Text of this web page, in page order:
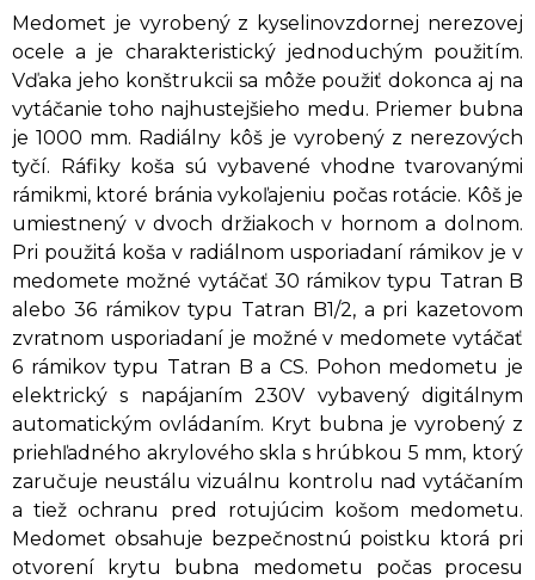
Medomet je vyrobený z kyselinovzdornej nerezovej
ocele a je charakteristický jednoduchým použitím.
Vďaka jeho konštrukcii sa môže použiť dokonca aj na
vytáčanie toho najhustejšieho medu. Priemer bubna
je 1000 mm. Radiálny kôš je vyrobený z nerezových
tyčí. Ráfiky koša sú vybavené vhodne tvarovanými
rámikmi, ktoré bránia vykoľajeniu počas rotácie. Kôš je
umiestnený v dvoch držiakoch v hornom a dolnom.
Pri použitá koša v radiálnom usporiadaní rámikov je v
medomete možné vytáčať 30 rámikov typu Tatran B
alebo 36 rámikov typu Tatran B1/2, a pri kazetovom
zvratnom usporiadaní je možné v medomete vytáčať
6 rámikov typu Tatran B a CS. Pohon medometu je
elektrický s napájaním 230V vybavený digitálnym
automatickým ovládaním. Kryt bubna je vyrobený z
priehľadného akrylového skla s hrúbkou 5 mm, ktorý
zaručuje neustálu vizuálnu kontrolu nad vytáčaním
a tiež ochranu pred rotujúcim košom medometu.
Medomet obsahuje bezpečnostnú poistku ktorá pri
otvorení krytu bubna medometu počas procesu